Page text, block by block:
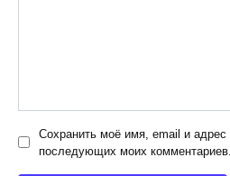
Сохранить моё имя, email и адрес
последующих моих комментариев.